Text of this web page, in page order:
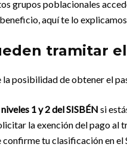
grupos poblacionales
aquí te lo
tramitar
posibilidad de obtener el
1 y 2 del SISBÉN si
la exención del pago al
tu clasificación en el